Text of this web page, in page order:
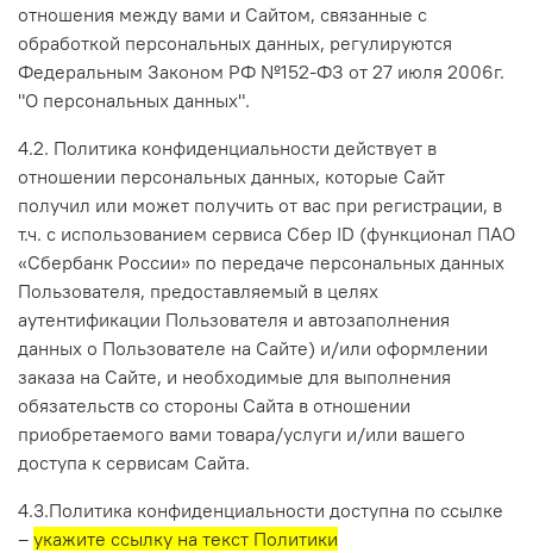
отношения между вами и Сайтом, связанные с
обработкой персональных данных, регулируются
Федеральным Законом РФ №152-ФЗ от 27 июля 2006г.
"О персональных данных".
4.2. Политика конфиденциальности действует в
отношении персональных данных, которые Сайт
получил или может получить от вас при регистрации, в
т.ч. с использованием сервиса Сбер ID (функционал ПАО
«Сбербанк России» по передаче персональных данных
Пользователя, предоставляемый в целях
аутентификации Пользователя и автозаполнения
данных о Пользователе на Сайте) и/или оформлении
заказа на Сайте, и необходимые для выполнения
обязательств со стороны Сайта в отношении
приобретаемого вами товара/услуги и/или вашего
доступа к сервисам Сайта.
4.3.Политика конфиденциальности доступна по ссылке
– укажите ссылку на текст Политики